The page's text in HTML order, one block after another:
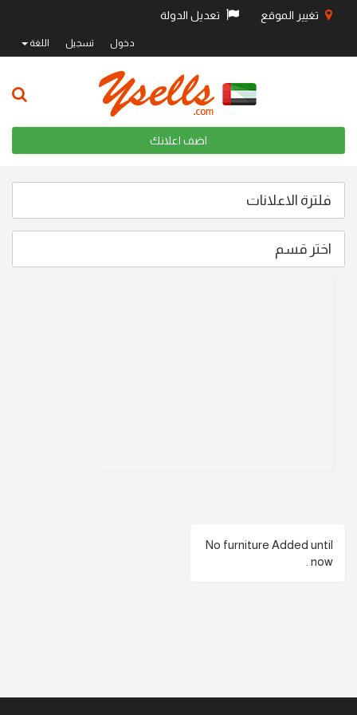
تغيير الموقع تعديل الدولة
دخول تسجيل اللغة
اضف اعلانك
فلترة الاعلانات
اختر قسم
No furniture Added until
now .